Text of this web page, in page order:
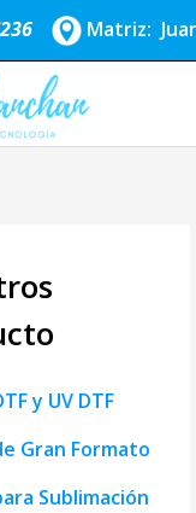
Matriz:
y UV DTF
Gran Formato
Sublimación